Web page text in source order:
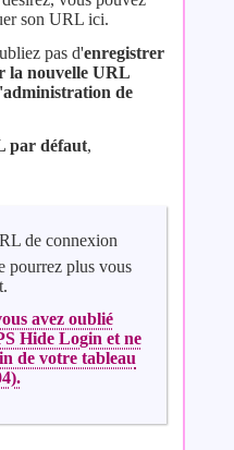
son URL ici.
pas d'enregistrer
la nouvelle URL
de
par défaut,
de connexion
pourrez plus vous
avez oublié
Hide Login et ne
de votre tableau